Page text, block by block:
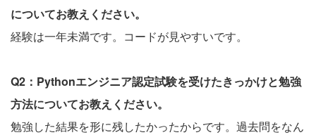
についてお教えください。
経験は一年未満です。コードが見やすいです。
Q2：Pythonエンジニア認定試験を受けたきっかけと勉強
方法についてお教えください。
勉強した結果を形に残したかったからです。過去問をなん